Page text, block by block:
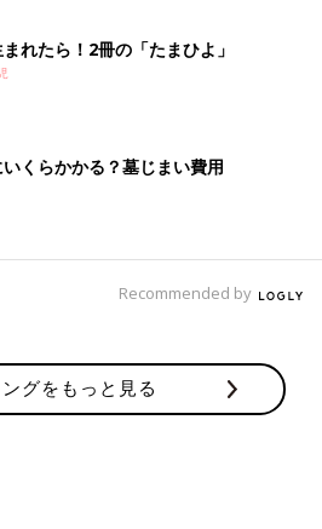
れたら！2冊の「たまひよ」
くらかかる？墓じまい費用
Recommended by
グをもっと見る